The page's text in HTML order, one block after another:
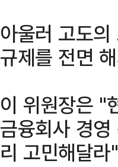
아울러 고도
규제를 전면
이 위원장은 "
금융회사 경
리 고민해달